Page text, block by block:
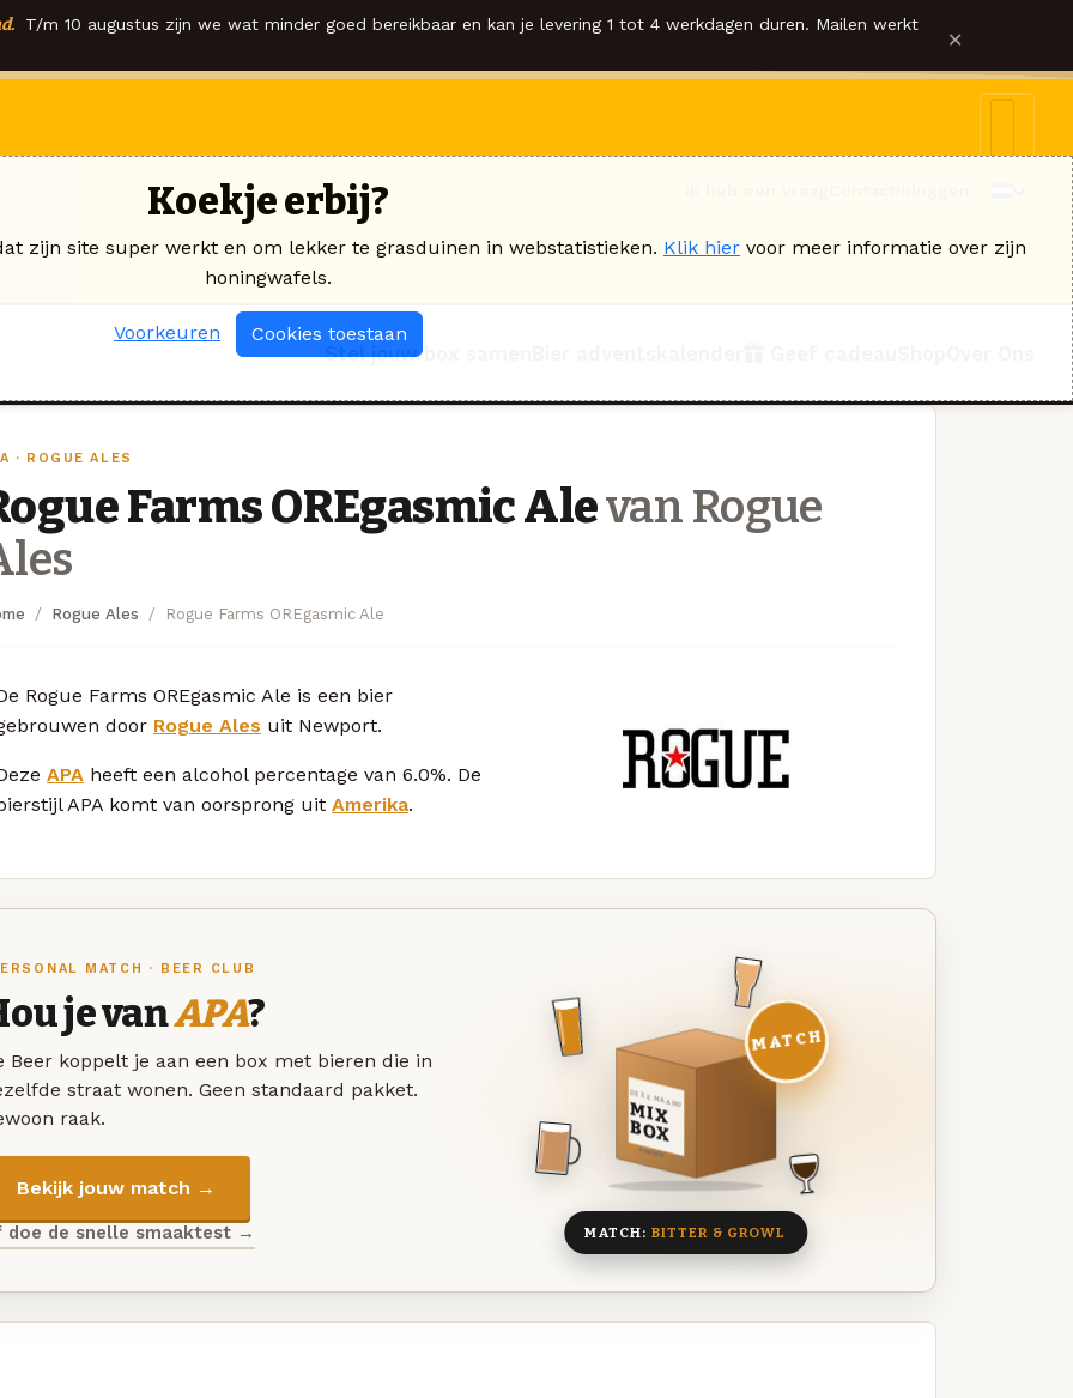
T/m 10 augustus zijn we wat minder goed bereikbaar en kan je levering 1 tot 4 werkdagen duren. Mailen werkt ×
Stel jouw box samen
· ROGUE ALES
Farms OREgasmic Alevan Rogue
Rogue Ales Rogue Farms OREgasmic Ale
Rogue Farms OREgasmic Ale is een bier
door Rogue Ales uit Newport.
APA heeft een alcohol percentage van 6.0%. De
APA komt van oorsprong uit Amerika.
MATCH · BEER CLUB
je vanAPA?
Beer koppelt je aan een box met bieren die in
straat wonen. Geen standaard pakket.
raak.
Bekijk jouw match →
doe de snelle smaaktest →
DEZE MAAND
MIX
BOX
8 BIEREN
MATCH
MATCH: BITTER & GROWL
Koekje erbij?
zijn site super werkt en om lekker te grasduinen in webstatistieken. Klik hier voor meer informatie over zijn
honingwafels.
Voorkeuren Cookies toestaan